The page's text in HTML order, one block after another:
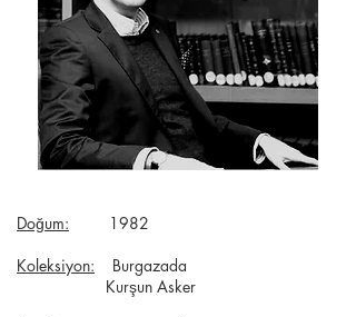
Doğum: 1982
Koleksiyon: Burgazada
Kurşun Asker